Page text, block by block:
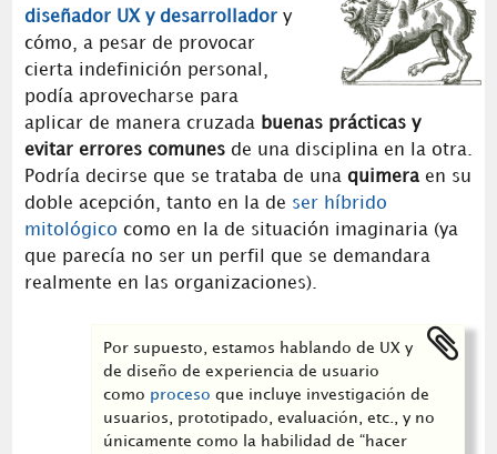
diseñador UX y desarrolladory
cómo, a pesar de provocar
cierta indefinición personal,
podía aprovecharse para
aplicar de manera cruzada buenas prácticas y
evitar errores comunesde una disciplina en la otra.
Podría decirse que se trataba de una quimera en su
doble acepción, tanto en la de ser híbrido
mitológico como en la de situación imaginaria (ya
que parecía no ser un perfil que se demandara
realmente en las organizaciones).
Por supuesto, estamos hablando de UX y
de diseño de experiencia de usuario
como proceso que incluye investigación de
usuarios, prototipado, evaluación, etc., y no
únicamente como la habilidad de “hacer